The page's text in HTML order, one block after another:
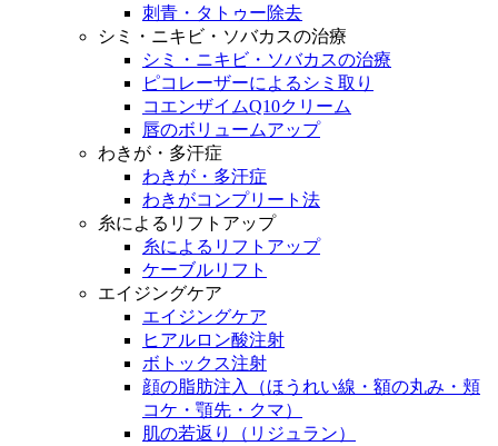
刺青・タトゥー除去
シミ・ニキビ・ソバカスの治療
シミ・ニキビ・ソバカスの治療
ピコレーザーによるシミ取り
コエンザイムQ10クリーム
唇のボリュームアップ
わきが・多汗症
わきが・多汗症
わきがコンプリート法
糸によるリフトアップ
糸によるリフトアップ
ケーブルリフト
エイジングケア
エイジングケア
ヒアルロン酸注射
ボトックス注射
顔の脂肪注入（ほうれい線・額の丸み・頬
コケ・顎先・クマ）
肌の若返り（リジュラン）